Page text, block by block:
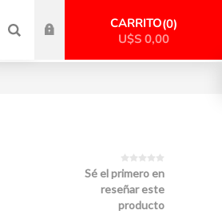
CARRITO 0
U$S 0,00
Sé el primero en
reseñar este
producto